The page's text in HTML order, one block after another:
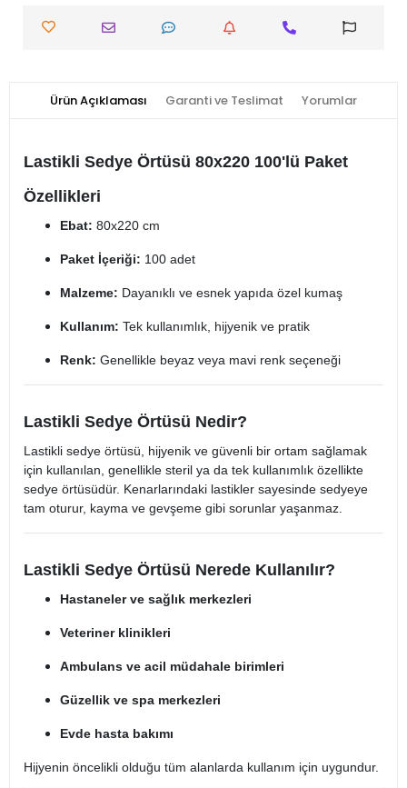
Ürün Açıklaması Garanti ve Teslimat Yorumlar
Lastikli Sedye Örtüsü 80x220 100'lü Paket
Özellikleri
Ebat: 80x220 cm
Paket İçeriği: 100 adet
Malzeme: Dayanıklı ve esnek yapıda özel kumaş
Kullanım: Tek kullanımlık, hijyenik ve pratik
Renk: Genellikle beyaz veya mavi renk seçeneği
Lastikli Sedye Örtüsü Nedir?
Lastikli sedye örtüsü, hijyenik ve güvenli bir ortam sağlamak
için kullanılan, genellikle steril ya da tek kullanımlık özellikte
sedye örtüsüdür. Kenarlarındaki lastikler sayesinde sedyeye
tam oturur, kayma ve gevşeme gibi sorunlar yaşanmaz.
Lastikli Sedye Örtüsü Nerede Kullanılır?
Hastaneler ve sağlık merkezleri
Veteriner klinikleri
Ambulans ve acil müdahale birimleri
Güzellik ve spa merkezleri
Evde hasta bakımı
Hijyenin öncelikli olduğu tüm alanlarda kullanım için uygundur.